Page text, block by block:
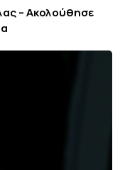
– Ακολούθησε